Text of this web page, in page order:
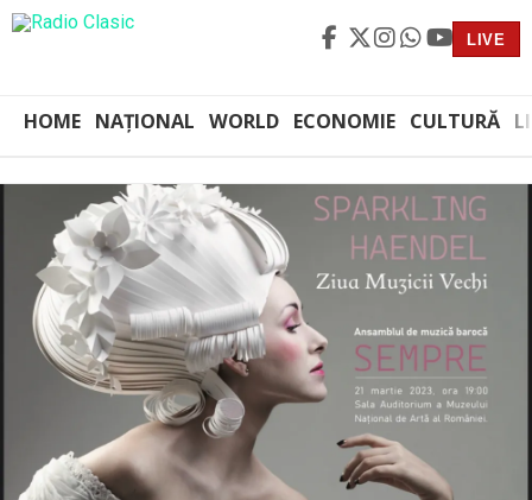
LIVE
HOME NAȚIONAL WORLD ECONOMIE CULTURĂ